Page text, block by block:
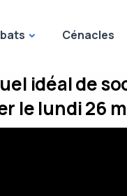
Cénacles
idéal de
le lundi 26